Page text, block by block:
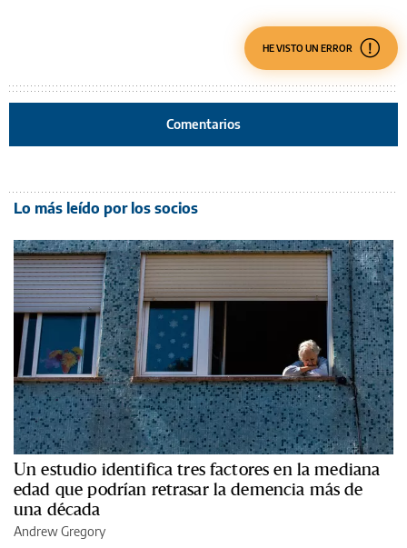
HE VISTO UN ERROR
Comentarios
Lo más leído por los socios
Un estudio identifica tres factores en la mediana
edad que podrían retrasar la demencia más de
una década
Andrew Gregory